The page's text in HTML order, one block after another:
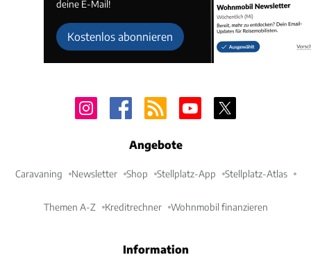
deine E-Mail!
Kostenlos abonnieren
Angebote
Caravaning Newsletter Shop Stellplatz-App Stellplatz-Atlas
Themen A-Z Kreditrechner Wohnmobil finanzieren
Information